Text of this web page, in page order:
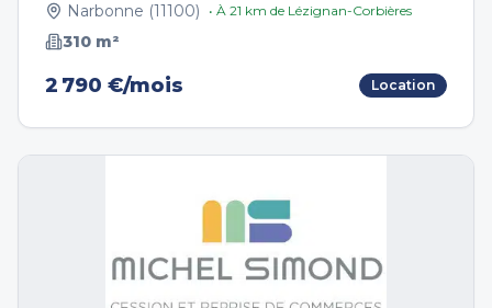
Narbonne (11100) • À 21 km de Lézignan-Corbières
310 m²
2 790 €/mois Location